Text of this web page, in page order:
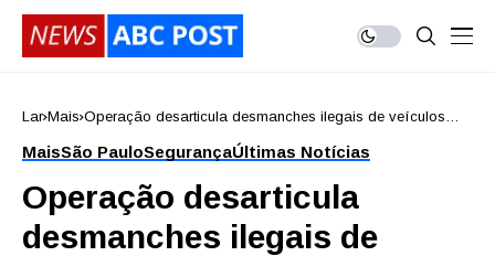
Lar Mais Operação desarticula desmanches ilegais de veículos
MaisSão PauloSegurançaÚltimas Notícias
Operação desarticula
desmanches ilegais de